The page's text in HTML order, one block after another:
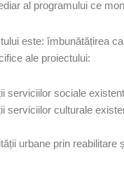
al programului ce
este: îmbunătățirea
ale proiectului:
serviciilor sociale
serviciilor culturale
urbane prin